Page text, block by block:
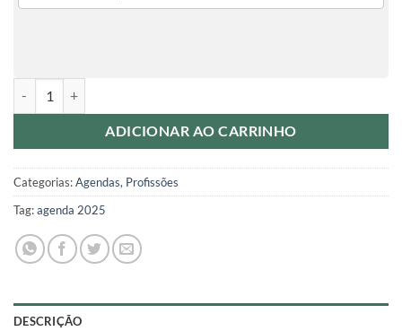
ADICIONAR AO CARRINHO
Categorias:Agendas, Profissões
Tag:agenda 2025
DESCRIÇÃO